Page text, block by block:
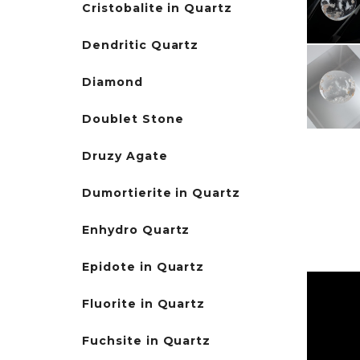
Cristobalite in Quartz
Dendritic Quartz
Diamond
Doublet Stone
Druzy Agate
Dumortierite in Quartz
Enhydro Quartz
Epidote in Quartz
Fluorite in Quartz
Fuchsite in Quartz